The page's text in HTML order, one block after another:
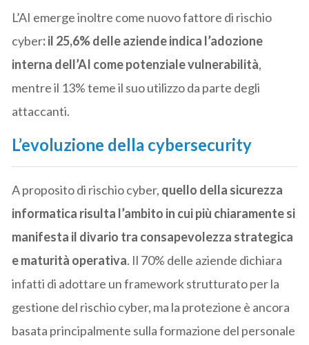
L’AI emerge inoltre come nuovo fattore di rischio
cyber: il 25,6% delle aziende indica l’adozione
interna dell’AI come potenziale vulnerabilità,
mentre il 13% teme il suo utilizzo da parte degli
attaccanti.
L’evoluzione della cybersecurity
A proposito di rischio cyber, quello della sicurezza
informatica risulta l’ambito in cui più chiaramente si
manifesta il divario tra consapevolezza strategica
e maturità operativa. Il 70% delle aziende dichiara
infatti di adottare un framework strutturato per la
gestione del rischio cyber, ma la protezione è ancora
basata principalmente sulla formazione del personale